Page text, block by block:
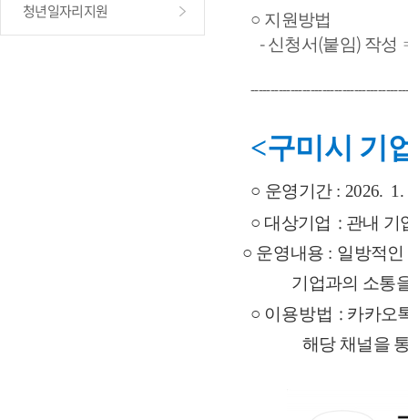
청년일자리지원 ○ 지원방법
- 신청서(붙임) 작성
<구미시 기
○ 운영기간 : 2026.
○ 대상기업 : 관내 기
       ○
운영내용 : 일방적
기업과의 소통
○ 이용방법 : 카카오
해당 채널을